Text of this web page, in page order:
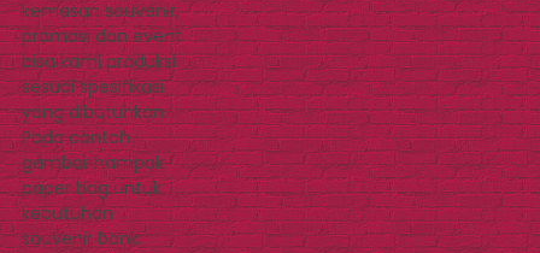
kemasan souvenir,
promosi dan event
bisa kami produksi
sesuai spesifikasi
yang dibutuhkan.
Pada contoh
gambar nampak
paper bag untuk
kebutuhan
souvenir bank.